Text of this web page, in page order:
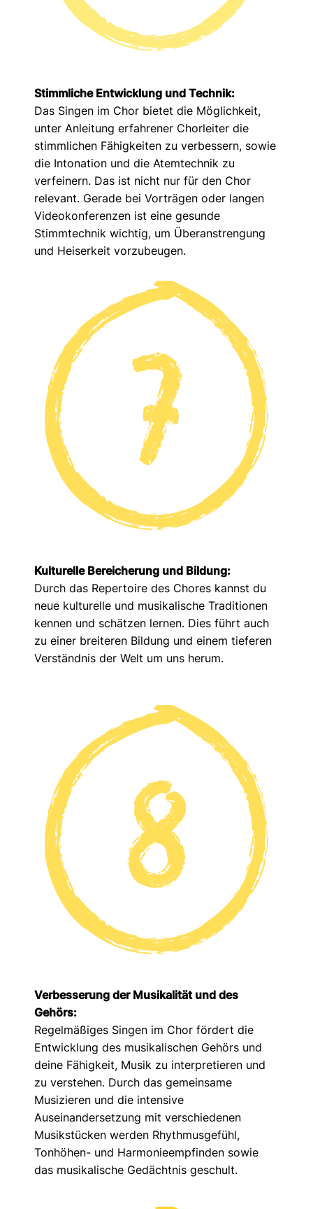
Stimmliche Entwicklung und Technik:
Das Singen im Chor bietet die Möglichkeit,
unter Anleitung erfahrener Chorleiter die
stimmlichen Fähigkeiten zu verbessern, sowie
die Intonation und die Atemtechnik zu
verfeinern. Das ist nicht nur für den Chor
relevant. Gerade bei Vorträgen oder langen
Videokonferenzen ist eine gesunde
Stimmtechnik wichtig, um Überanstrengung
und Heiserkeit vorzubeugen.
Kulturelle Bereicherung und Bildung:
Durch das Repertoire des Chores kannst du
neue kulturelle und musikalische Traditionen
kennen und schätzen lernen. Dies führt auch
zu einer breiteren Bildung und einem tieferen
Verständnis der Welt um uns herum.
Verbesserung der Musikalität und des
Gehörs:
Regelmäßiges Singen im Chor fördert die
Entwicklung des musikalischen Gehörs und
deine Fähigkeit, Musik zu interpretieren und
zu verstehen. Durch das gemeinsame
Musizieren und die intensive
Auseinandersetzung mit verschiedenen
Musikstücken werden Rhythmusgefühl,
Tonhöhen- und Harmonieempfinden sowie
das musikalische Gedächtnis geschult.